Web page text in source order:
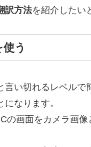
訳方法を紹介したい
う
言い切れるレベルで
になります。
の画面をカメラ画